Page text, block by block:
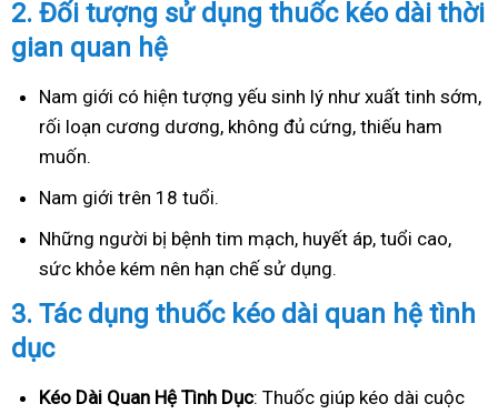
2. Đối tượng sử dụng thuốc kéo dài thời
gian quan hệ
Nam giới có hiện tượng yếu sinh lý như xuất tinh sớm,
rối loạn cương dương, không đủ cứng, thiếu ham
muốn.
Nam giới trên 18 tuổi.
Những người bị bệnh tim mạch, huyết áp, tuổi cao,
sức khỏe kém nên hạn chế sử dụng.
3. Tác dụng thuốc kéo dài quan hệ tình
dục
Kéo Dài Quan Hệ Tình Dục: Thuốc giúp kéo dài cuộc